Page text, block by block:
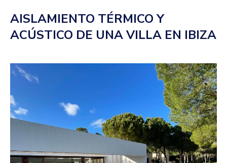
AISLAMIENTO TÉRMICO Y
ACÚSTICO DE UNA VILLA EN IBIZA